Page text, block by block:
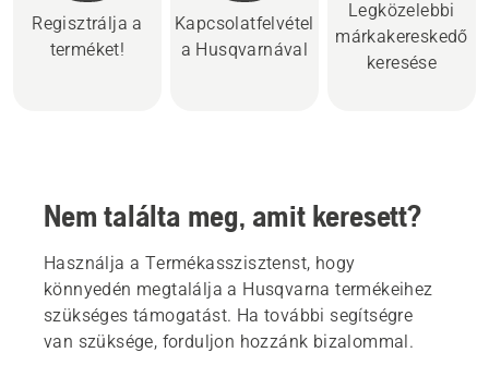
Regisztrálja a
terméket!
Kapcsolatfelvétel
a Husqvarnával
Legközelebbi
márkakereskedő
keresése
Nem találta meg, amit keresett?
Használja a Termékasszisztenst, hogy
könnyedén megtalálja a Husqvarna termékeihez
szükséges támogatást. Ha további segítségre
van szüksége, forduljon hozzánk bizalommal.